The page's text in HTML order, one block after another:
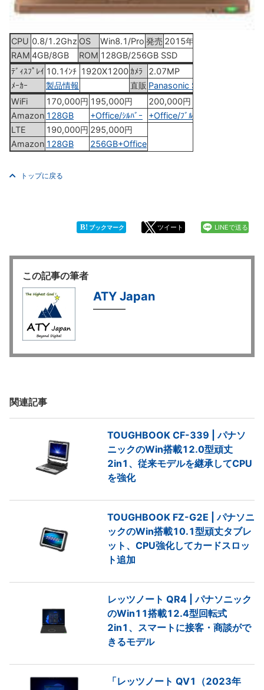
CPU 0.8/1.2Ghz OS Win8.1/Pro 発売 2015年6月12日
RAM 4GB/8GB ROM 128GB/256GB SSD
ﾃﾞｨｽﾌﾟﾚｲ 10.1ｲﾝﾁ 1920X1200 ｶﾒﾗ
2.07MP
ﾒｰｶｰ
製品情報 直販 Panasonic Store
WiFi
170,000円 195,000円 200,000円
Amazon 128GB +Office/ｼﾙﾊﾞｰ +Office/ﾌﾞﾙｰ
LTE
190,000円 295,000円
Amazon 128GB 256GB+Office
トップに戻る
B! ブックマーク ツイート LINEで送る
この記事の筆者
ATY Japan
関連記事
TOUGHBOOK CF-339 | パナソ
ニックのWin搭載12.0型頑丈
2in1、従来モデルを継承してCPU
を強化
TOUGHBOOK FZ-G2E | パナソニ
ックのWin搭載10.1型頑丈タブレ
ット、CPU強化してカードスロッ
ト追加
レッツノート QR4 | パナソニック
のWin11搭載12.4型回転式
2in1、スマートに接客・商談がで
きるモデル
「レッツノート QV1（2023年